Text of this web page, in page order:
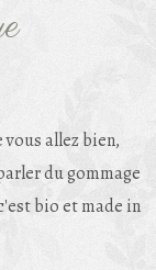
allez bien,
du gommage
bio et made in